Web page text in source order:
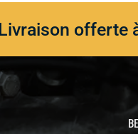
offerte